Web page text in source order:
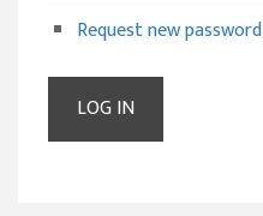
Request new password